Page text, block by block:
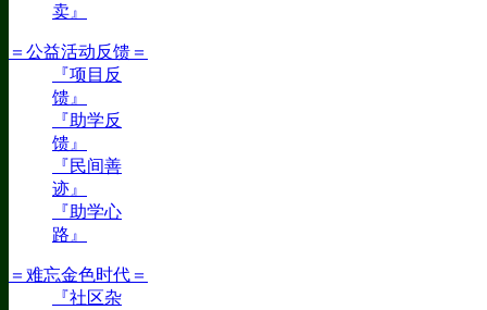
卖』
＝公益活动反馈＝
『项目反
馈』
『助学反
馈』
『民间善
迹』
『助学心
路』
＝难忘金色时代＝
『社区杂